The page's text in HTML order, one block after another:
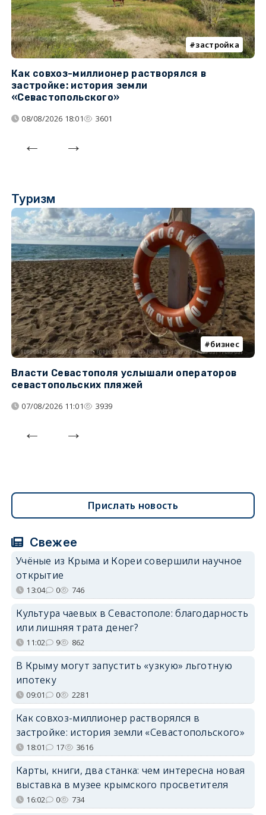
застройка
Как совхоз-миллионер растворялся в
застройке: история земли
«Севастопольского»
08/08/2026 18:01 3601
Туризм
бизнес
Власти Севастополя услышали операторов
севастопольских пляжей
07/08/2026 11:01 3939
Прислать новость
Свежее
Учёные из Крыма и Кореи совершили научное
открытие
13:04 0 746
Культура чаевых в Севастополе: благодарность
или лишняя трата денег?
11:02 9 862
В Крыму могут запустить «узкую» льготную
ипотеку
09:01 0 2281
Как совхоз-миллионер растворялся в
застройке: история земли «Севастопольского»
18:01 17 3616
Карты, книги, два станка: чем интересна новая
выставка в музее крымского просветителя
16:02 0 734